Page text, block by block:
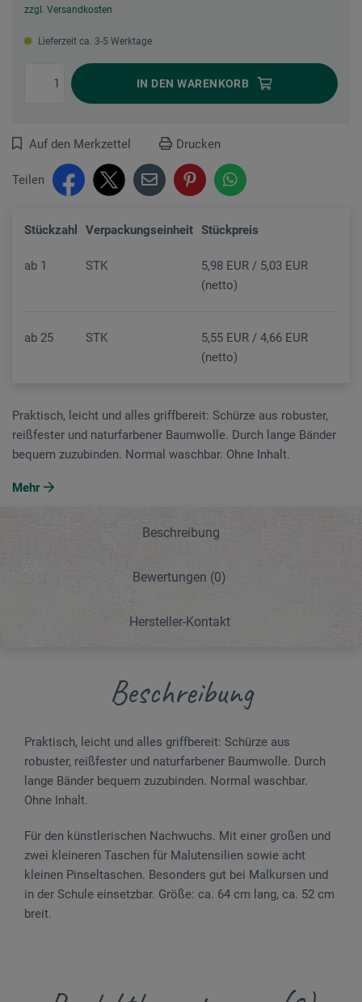
zzgl. Versandkosten
Lieferzeit ca. 3-5 Werktage
IN DEN WARENKORB
Auf den Merkzettel Drucken
Teilen
Stückzahl Verpackungseinheit Stückpreis
ab 1 STK
5,98 EUR / 5,03 EUR
(netto)
ab 25 STK
5,55 EUR / 4,66 EUR
(netto)
Praktisch, leicht und alles griffbereit: Schürze aus robuster,
reißfester und naturfarbener Baumwolle. Durch lange Bänder
bequem zuzubinden. Normal waschbar. Ohne Inhalt.
Mehr
Beschreibung
Bewertungen (0)
Hersteller-Kontakt
Beschreibung
Praktisch, leicht und alles griffbereit: Schürze aus
robuster, reißfester und naturfarbener Baumwolle. Durch
lange Bänder bequem zuzubinden. Normal waschbar.
Ohne Inhalt.
Für den künstlerischen Nachwuchs. Mit einer großen und
zwei kleineren Taschen für Malutensilien sowie acht
kleinen Pinseltaschen. Besonders gut bei Malkursen und
in der Schule einsetzbar. Größe: ca. 64 cm lang, ca. 52 cm
breit.